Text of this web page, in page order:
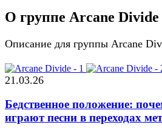
О группе Arcane Divide
Описание для группы Arcane
21.03.26
Бедственное положение:
играют песни в переходах